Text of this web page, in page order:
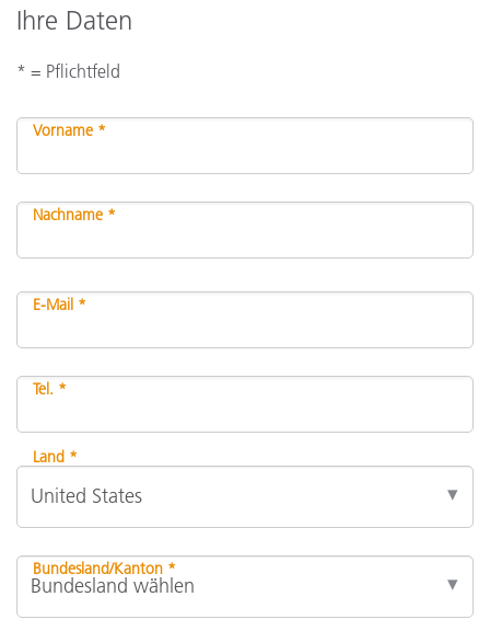
Ihre Daten
* = Pflichtfeld
Vorname *
Nachname *
E-Mail *
Tel. *
Land *
Bundesland/Kanton *